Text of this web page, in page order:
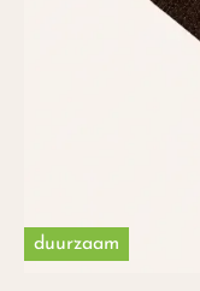
duurzaam